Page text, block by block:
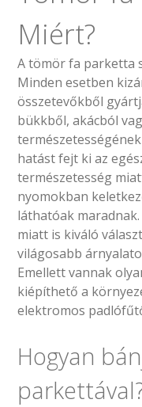
Miért?
A tömör fa parketta
Minden esetben
összetevőkből
bükkből, akácból
hatást fejt ki az
természetesség
nyomokban
láthatóak
miatt is kiváló
világosabb
Emellett vannak
kiépíthető a
elektromos
Hogyan